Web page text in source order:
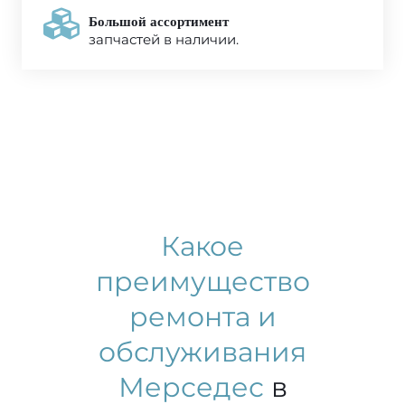
Большой ассортимент
запчастей в наличии.
Какое
преимущество
ремонта и
обслуживания
Мерседес в